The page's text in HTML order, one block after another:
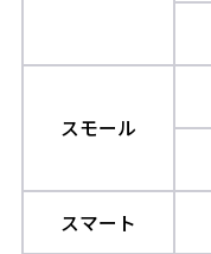
スモール
スマート